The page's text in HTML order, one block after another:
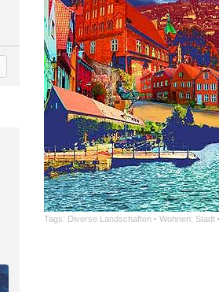
Tags: Diverse Landschaften · Wohnen: Stadt